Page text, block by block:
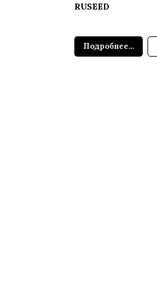
RUSEED
Подробнее...